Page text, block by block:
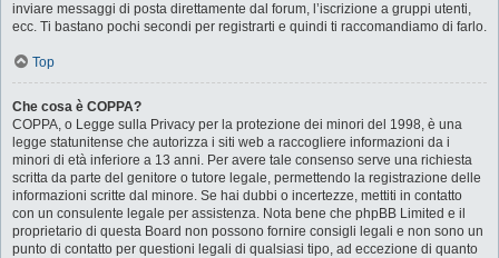
inviare messaggi di posta direttamente dal forum, l’iscrizione a gruppi utenti,
ecc. Ti bastano pochi secondi per registrarti e quindi ti raccomandiamo di farlo.
Top
Che cosa è COPPA?
COPPA, o Legge sulla Privacy per la protezione dei minori del 1998, è una
legge statunitense che autorizza i siti web a raccogliere informazioni da i
minori di età inferiore a 13 anni. Per avere tale consenso serve una richiesta
scritta da parte del genitore o tutore legale, permettendo la registrazione delle
informazioni scritte dal minore. Se hai dubbi o incertezze, mettiti in contatto
con un consulente legale per assistenza. Nota bene che phpBB Limited e il
proprietario di questa Board non possono fornire consigli legali e non sono un
punto di contatto per questioni legali di qualsiasi tipo, ad eccezione di quanto